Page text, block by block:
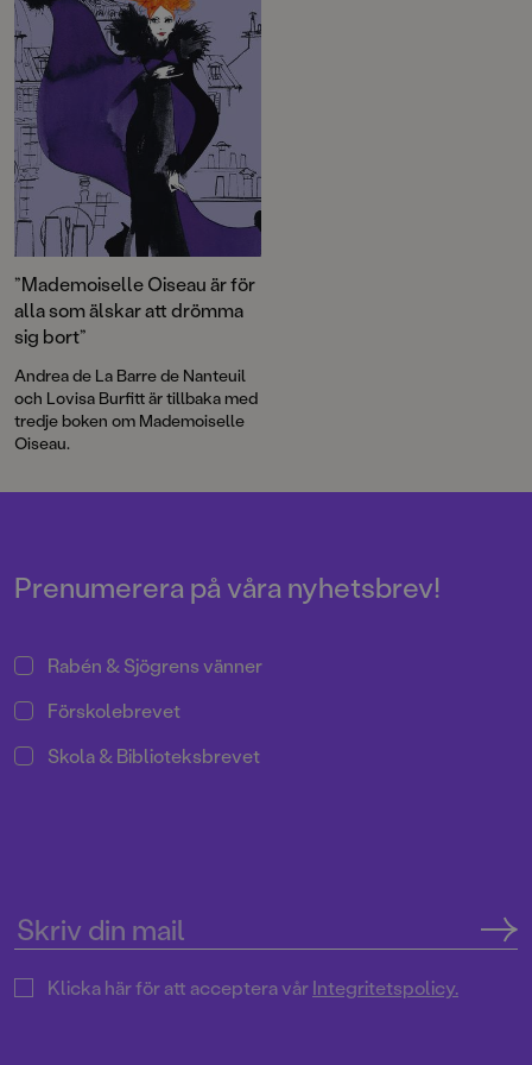
”Mademoiselle Oiseau är för
alla som älskar att drömma
sig bort”
Andrea de La Barre de Nanteuil
och Lovisa Burfitt är tillbaka med
tredje boken om Mademoiselle
Oiseau.
Prenumerera på våra nyhetsbrev!
Rabén & Sjögrens vänner
Förskolebrevet
Skola & Biblioteksbrevet
Klicka här för att acceptera vårIntegritetspolicy.